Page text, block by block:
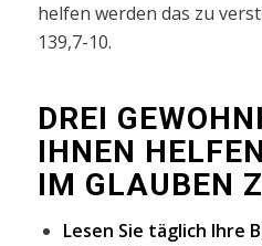
helfen werden das zu
139,7-10.
DREI
IHNEN
IM GLAUBEN
Lesen Sie täglich Ihre